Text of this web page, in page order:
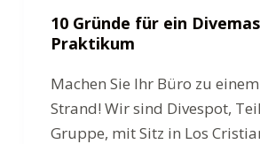
10 Gründe für ein
Praktikum
Machen Sie Ihr Büro zu
Strand! Wir sind Divespot,
Gruppe, mit Sitz in Los